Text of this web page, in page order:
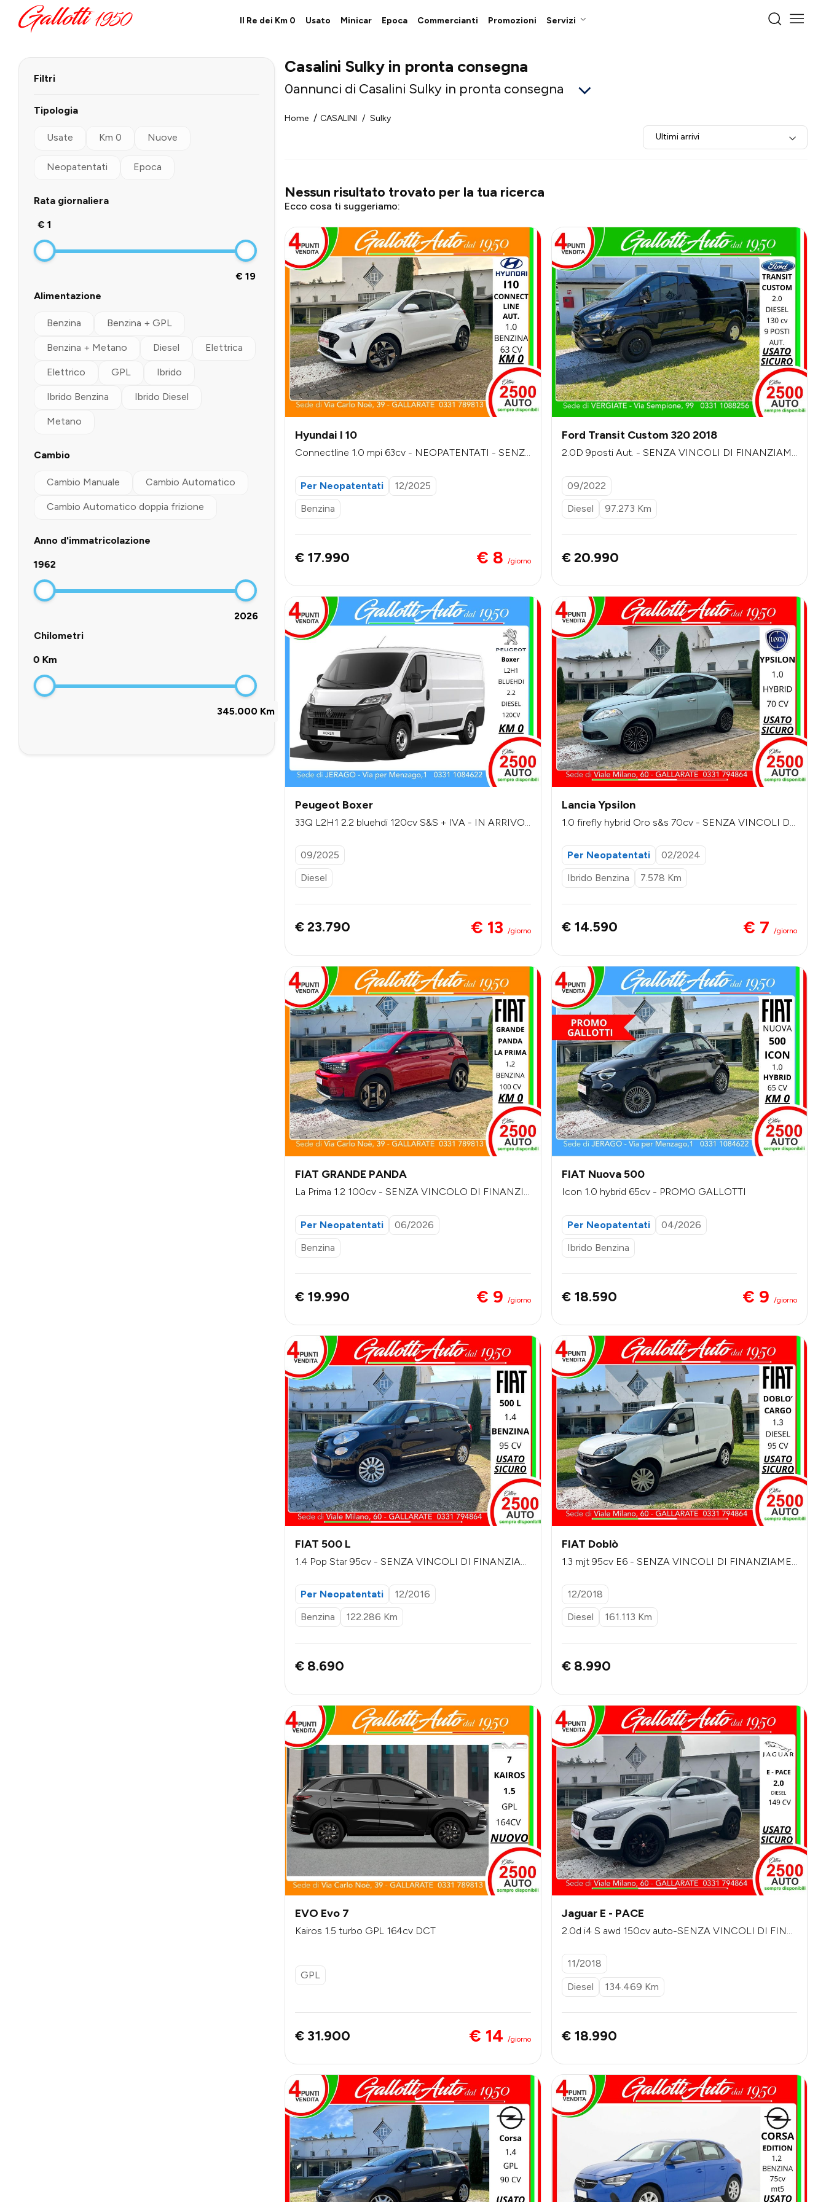
Il Re dei Km 0 Usato Minicar Epoca Commercianti Promozioni Servizi
Filtri
Tipologia
Usate Km 0 Nuove
Neopatentati Epoca
Rata giornaliera
€ 1
€ 19
Alimentazione
Benzina Benzina + GPL
Benzina + Metano Diesel Elettrica
Elettrico GPL Ibrido
Ibrido Benzina Ibrido Diesel
Metano
Cambio
Cambio Manuale Cambio Automatico
Cambio Automatico doppia frizione
Anno d'immatricolazione
1962
2026
Chilometri
0 Km
345.000 Km
Casalini Sulky in pronta consegna
0annunci di Casalini Sulky in pronta consegna
Home CASALINI
Sulky
Ultimi arrivi
Nessun risultato trovato per la tua ricerca
Ecco cosa ti suggeriamo:
Hyundai I 10
Connectline 1.0 mpi 63cv - NEOPATENTATI - SENZ
Per Neopatentati
12/2025
Benzina
€ 17.990 € 8 /giorno
Ford Transit Custom 320 2018
2.0D 9posti Aut. - SENZA VINCOLI DI FINANZIAM
09/2022
Diesel
97.273 Km
€ 20.990
Peugeot Boxer
33Q L2H1 2.2 bluehdi 120cv S&S + IVA - IN ARRIVO
09/2025
Diesel
€ 23.790 € 13 /giorno
Lancia Ypsilon
1.0 firefly hybrid Oro s&s 70cv - SENZA VINCOLI DI
Per Neopatentati
02/2024
Ibrido Benzina
7.578 Km
€ 14.590 € 7 /giorno
FIAT GRANDE PANDA
La Prima 1.2 100cv - SENZA VINCOLO DI FINANZIA
Per Neopatentati
06/2026
Benzina
€ 19.990 € 9 /giorno
FIAT Nuova 500
Icon 1.0 hybrid 65cv - PROMO GALLOTTI
Per Neopatentati
04/2026
Ibrido Benzina
€ 18.590 € 9 /giorno
FIAT 500 L
1.4 Pop Star 95cv - SENZA VINCOLI DI FINANZIAM
Per Neopatentati
12/2016
Benzina
122.286 Km
€ 8.690
FIAT Doblò
1.3 mjt 95cv E6 - SENZA VINCOLI DI FINANZIAME
12/2018
Diesel
161.113 Km
€ 8.990
EVO Evo 7
Kairos 1.5 turbo GPL 164cv DCT
GPL
€ 31.900 € 14 /giorno
Jaguar E - PACE
2.0d i4 S awd 150cv auto-SENZA VINCOLI DI FINA
11/2018
Diesel
134.469 Km
€ 18.990